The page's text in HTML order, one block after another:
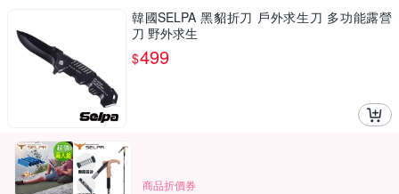
韓國SELPA 黑貂折刀 戶外求生刀 多功能露營
刀 野外求生
$499
商品折價券